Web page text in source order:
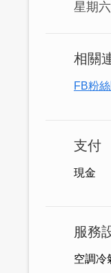
星期
相關
FB粉
支付
現金
服務
空調冷